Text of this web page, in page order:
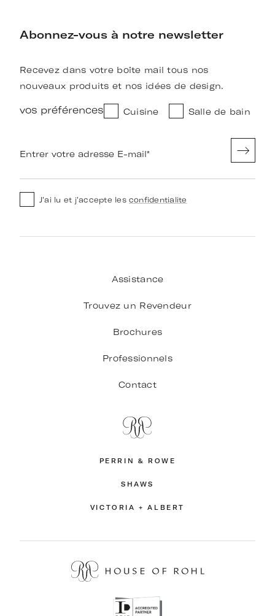
Abonnez-vous à notre newsletter
Recevez dans votre boîte mail tous nos
nouveaux produits et nos idées de design.
vos préférences Cuisine Salle de bain
Entrer votre adresse E-mail*
J'ai lu et j'accepte les confidentialite
Assistance
Trouvez un Revendeur
Brochures
Professionnels
Contact
PERRIN & ROWE
SHAWS
VICTORIA + ALBERT